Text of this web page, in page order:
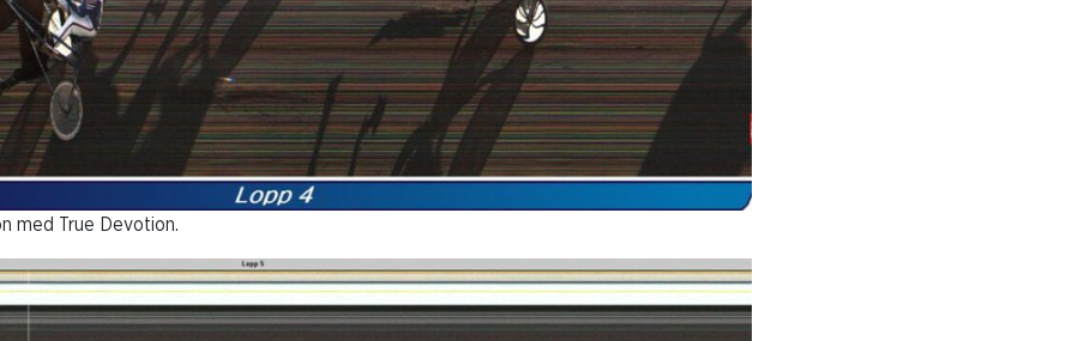
med True Devotion.